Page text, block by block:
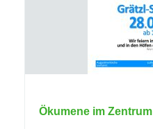
Ökumene im Zentrum